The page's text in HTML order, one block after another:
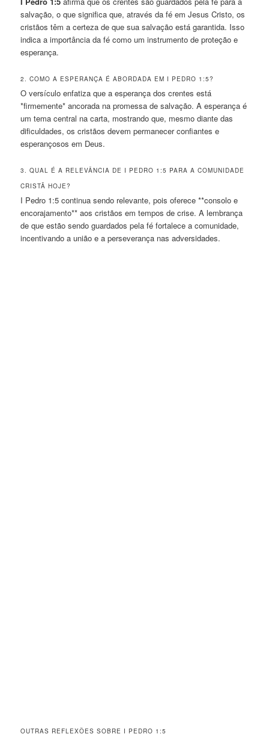
salvação, o que significa que, através da fé em Jesus Cristo, os
cristãos têm a certeza de que sua salvação está garantida. Isso
indica a importância da fé como um instrumento de proteção e
esperança.
2. COMO A ESPERANÇA É ABORDADA EM I PEDRO 1:5?
O versículo enfatiza que a esperança dos crentes está
*firmemente* ancorada na promessa de salvação. A esperança é
um tema central na carta, mostrando que, mesmo diante das
dificuldades, os cristãos devem permanecer confiantes e
esperançosos em Deus.
3. QUAL É A RELEVÂNCIA DE I PEDRO 1:5 PARA A COMUNIDADE
CRISTÃ HOJE?
I Pedro 1:5 continua sendo relevante, pois oferece **consolo e
encorajamento** aos cristãos em tempos de crise. A lembrança
de que estão sendo guardados pela fé fortalece a comunidade,
incentivando a união e a perseverança nas adversidades.
OUTRAS REFLEXÕES SOBRE I PEDRO 1:5